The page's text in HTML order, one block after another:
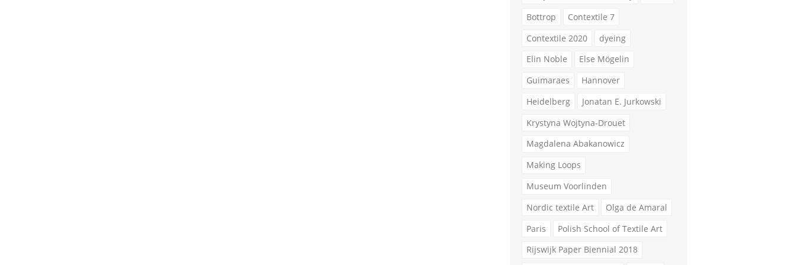
Bottrop
Contextile 7
Contextile 2020
dyeing
Elin Noble
Else Mögelin
Guimaraes
Hannover
Heidelberg
Jonatan E. Jurkowski
Krystyna Wojtyna-Drouet
Magdalena Abakanowicz
Making Loops
Museum Voorlinden
Nordic textile Art
Olga de Amaral
Paris
Polish School of Textile Art
Rijswijk Paper Biennial 2018